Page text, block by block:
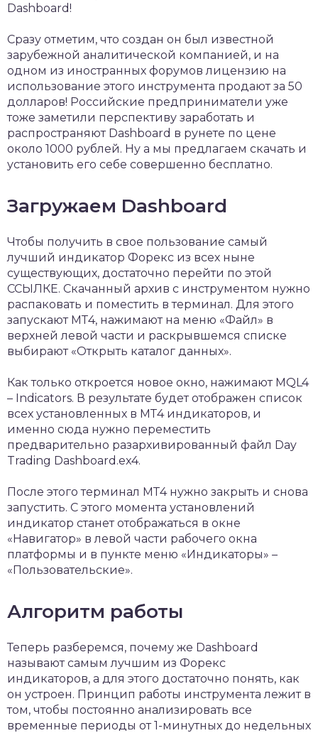
Dashboard!
Сразу отметим, что создан он был известной
зарубежной аналитической компанией, и на
одном из иностранных форумов лицензию на
использование этого инструмента продают за 50
долларов! Российские предприниматели уже
тоже заметили перспективу заработать и
распространяют Dashboard в рунете по цене
около 1000 рублей. Ну а мы предлагаем скачать и
установить его себе совершенно бесплатно.
Загружаем Dashboard
Чтобы получить в свое пользование самый
лучший индикатор Форекс из всех ныне
существующих, достаточно перейти по этой
ССЫЛКЕ. Скачанный архив с инструментом нужно
распаковать и поместить в терминал. Для этого
запускают МТ4, нажимают на меню «Файл» в
верхней левой части и раскрывшемся списке
выбирают «Открыть каталог данных».
Как только откроется новое окно, нажимают MQL4
– Indicators. В результате будет отображен список
всех установленных в МТ4 индикаторов, и
именно сюда нужно переместить
предварительно разархивированный файл Day
Trading Dashboard.ex4.
После этого терминал МТ4 нужно закрыть и снова
запустить. С этого момента установлений
индикатор станет отображаться в окне
«Навигатор» в левой части рабочего окна
платформы и в пункте меню «Индикаторы» –
«Пользовательские».
Алгоритм работы
Теперь разберемся, почему же Dashboard
называют самым лучшим из Форекс
индикаторов, а для этого достаточно понять, как
он устроен. Принцип работы инструмента лежит в
том, чтобы постоянно анализировать все
временные периоды от 1-минутных до недельных